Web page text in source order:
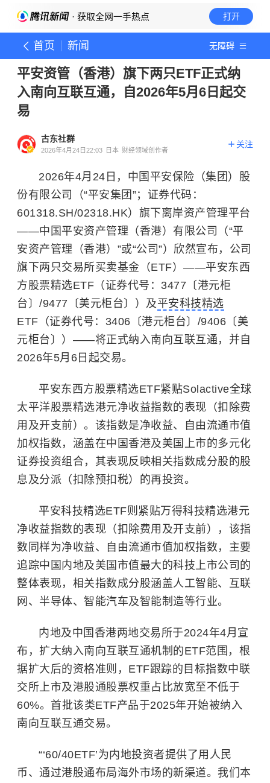
· 获取全网一手热点 打开
首页 新闻 无障碍
平安资管（香港）旗下两只ETF正式纳
入南向互联互通，自2026年5月6日起交
易
古东社群
2026年4月24日22:03 日本 财经领域创作者
关注
2026年4月24日，中国平安保险（集团）股
份有限公司（“平安集团”；证券代码：
601318.SH/02318.HK）旗下离岸资产管理平台
——中国平安资产管理（香港）有限公司（“平
安资产管理（香港）”或“公司”）欣然宣布，公司
旗下两只交易所买卖基金（ETF）——平安东西
方股票精选ETF（证券代号：3477〔港元柜
台〕/9477〔美元柜台〕）及平安科技精选
ETF（证券代号：3406〔港元柜台〕/9406〔美
元柜台〕）——将正式纳入南向互联互通，并自
2026年5月6日起交易。
平安东西方股票精选ETF紧贴Solactive全球
太平洋股票精选港元净收益指数的表现（扣除费
用及开支前）。该指数是净收益、自由流通市值
加权指数，涵盖在中国香港及美国上市的多元化
证券投资组合，其表现反映相关指数成分股的股
息及分派（扣除预扣税）的再投资。
平安科技精选ETF则紧贴万得科技精选港元
净收益指数的表现（扣除费用及开支前），该指
数同样为净收益、自由流通市值加权指数，主要
追踪中国内地及美国市值最大的科技上市公司的
整体表现，相关指数成分股涵盖人工智能、互联
网、 半导体、 智能汽车及智能制造等行业。
内地及中国香港两地交易所于2024年4月宣
布，扩大纳入南向互联互通机制的ETF范围，根
据扩大后的资格准则，ETF跟踪的目标指数中联
交所上市及港股通股票权重占比放宽至不低于
60%。首批该类ETF产品于2025年开始被纳入
南向互联互通交易。
“‘60/40ETF’为内地投资者提供了用人民
币、通过港股通布局海外市场的新渠道。我们本